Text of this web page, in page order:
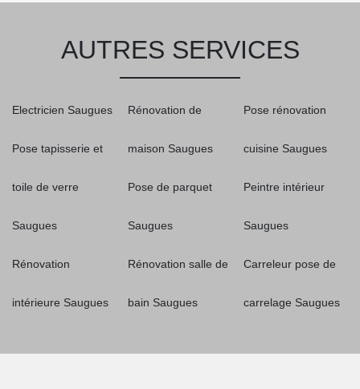
AUTRES SERVICES
Electricien Saugues
Pose tapisserie et
toile de verre
Saugues
Rénovation
intérieure Saugues
Rénovation de
maison Saugues
Pose de parquet
Saugues
Rénovation salle de
bain Saugues
Pose rénovation
cuisine Saugues
Peintre intérieur
Saugues
Carreleur pose de
carrelage Saugues